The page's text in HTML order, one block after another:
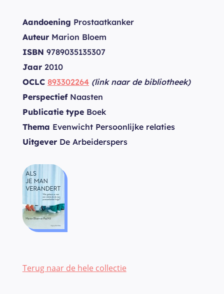
Aandoening Prostaatkanker
Auteur Marion Bloem
ISBN 9789035135307
Jaar 2010
OCLC 893302264 (link naar de bibliotheek)
PerspectiefNaasten
Publicatie type Boek
Thema Evenwicht Persoonlijke relaties
Uitgever De Arbeiderspers
Terug naar de hele collectie